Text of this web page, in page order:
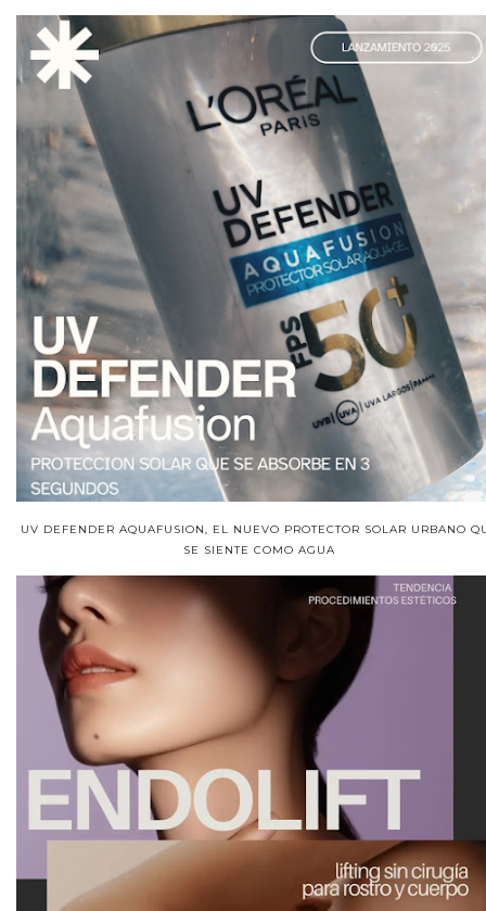
UV DEFENDER AQUAFUSION, EL NUEVO PROTECTOR SOLAR URBANO
SE SIENTE COMO AGUA